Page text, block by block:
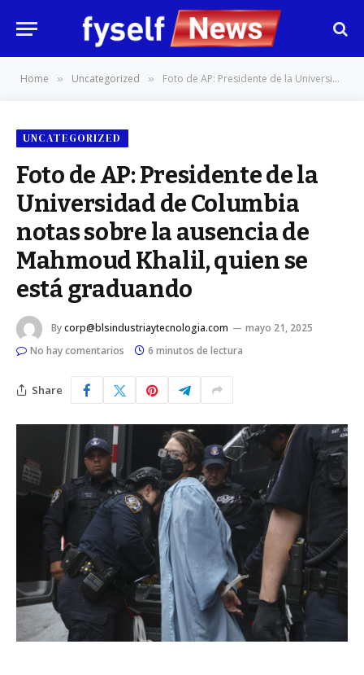
Home » Uncategorized » Foto de AP: Presidente de la Universidad de Columbia notas sobre la ausencia de Mahmoud Khalil, quien se está graduando
UNCATEGORIZED
Foto de AP: Presidente de la
Universidad de Columbia
notas sobre la ausencia de
Mahmoud Khalil, quien se
está graduando
Bycorp@blsindustriaytecnologia.com
mayo 21, 2025
No hay comentarios
6 minutos de lectura
Share